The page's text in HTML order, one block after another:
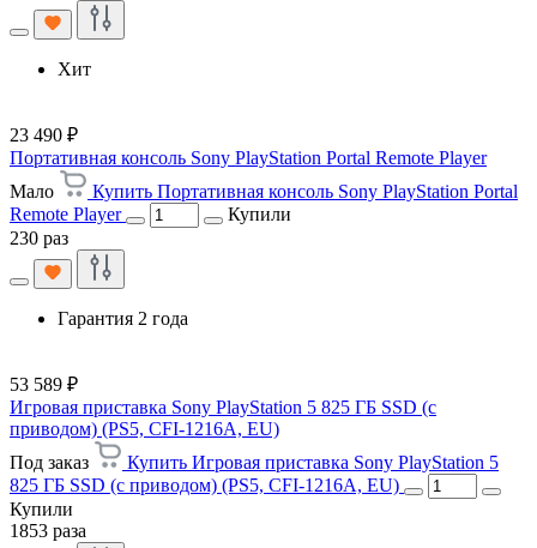
Хит
23 490 ₽
Портативная консоль Sony PlayStation Portal Remote Player
Мало
Купить Портативная консоль Sony PlayStation Portal
Remote Player
Купили
230 раз
Гарантия 2 года
53 589 ₽
Игровая приставка Sony PlayStation 5 825 ГБ SSD (c
приводом) (PS5, CFI-1216A, EU)
Под заказ
Купить Игровая приставка Sony PlayStation 5
825 ГБ SSD (c приводом) (PS5, CFI-1216A, EU)
Купили
1853 раза